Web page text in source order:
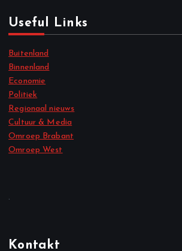
Useful Links
Buitenland
Binnenland
Economie
Politiek
Regionaal nieuws
Cultuur & Media
Omroep Brabant
Omroep West
.
Kontakt